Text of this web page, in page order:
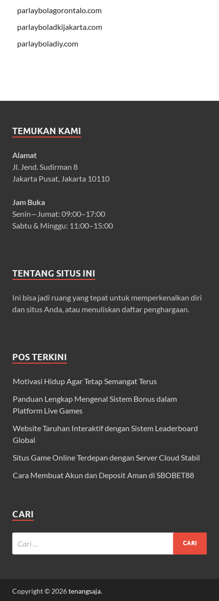
parlaybolagorontalo.com
parlayboladkijakarta.com
parlayboladiy.com
TEMUKAN KAMI
Alamat
Jl. Jend. Sudirman 8
Jakarta Pusat, Jakarta 10110
Jam Buka
Senin—Jumat: 09:00–17:00
Sabtu & Minggu: 11:00–15:00
TENTANG SITUS INI
Ini bisa jadi ruang yang tepat untuk memperkenalkan diri
dan situs Anda, atau menuliskan daftar penghargaan.
POS TERKINI
Motivasi Hidup Agar Tetap Semangat Terus
Panduan Lengkap Mengenal Sistem Bonus dalam
Platform Live Games
Website Taruhan Interaktif dengan Sistem Leaderboard
Global
Situs Game Online Terdepan dengan Server Cloud Stabil
Cara Membuat Akun dan Deposit Aman di SBOBET88
CARI
Copyright © 2026tenangsaja.